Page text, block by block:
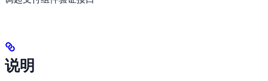
说明